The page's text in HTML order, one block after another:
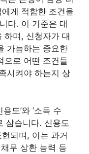
게 적합한 조건을
다. 이 기준은 대
하며, 신청자가 대
가늠하는 중요한
으로 어떤 조건들
시켜야 하는지 상
도’와 ‘소득 수
삼습니다. 신용도
되며, 이는 과거
무 상환 능력 등